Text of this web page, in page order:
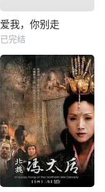
爱我，你别走
已完结